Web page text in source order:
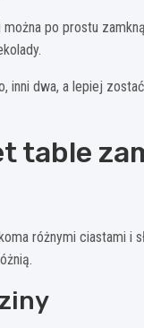
po prostu
inni dwa, a lepiej
table
różnymi ciastami i